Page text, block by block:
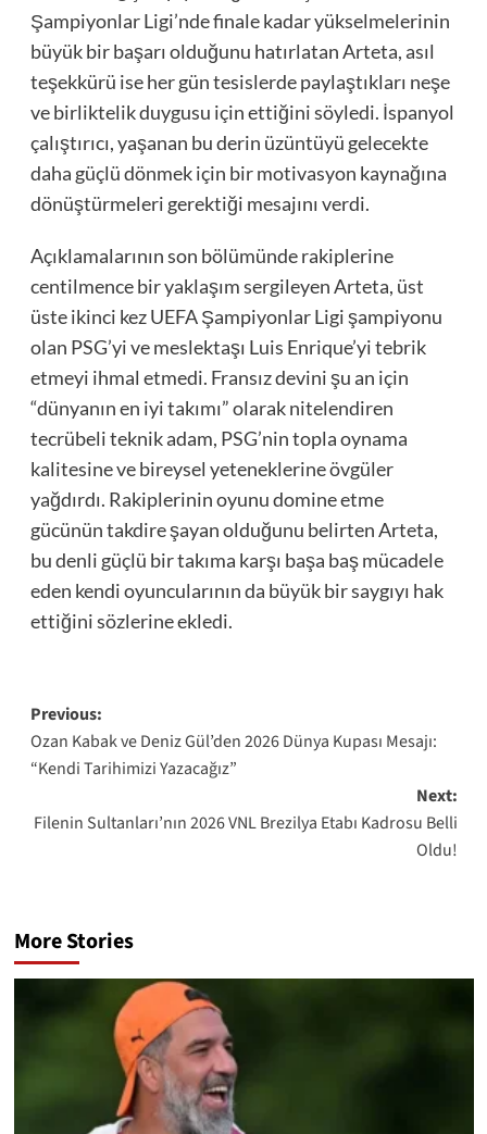
Şampiyonlar Ligi’nde finale kadar yükselmelerinin
büyük bir başarı olduğunu hatırlatan Arteta, asıl
teşekkürü ise her gün tesislerde paylaştıkları neşe
ve birliktelik duygusu için ettiğini söyledi. İspanyol
çalıştırıcı, yaşanan bu derin üzüntüyü gelecekte
daha güçlü dönmek için bir motivasyon kaynağına
dönüştürmeleri gerektiği mesajını verdi.
Açıklamalarının son bölümünde rakiplerine
centilmence bir yaklaşım sergileyen Arteta, üst
üste ikinci kez UEFA Şampiyonlar Ligi şampiyonu
olan PSG’yi ve meslektaşı Luis Enrique’yi tebrik
etmeyi ihmal etmedi. Fransız devini şu an için
“dünyanın en iyi takımı” olarak nitelendiren
tecrübeli teknik adam, PSG’nin topla oynama
kalitesine ve bireysel yeteneklerine övgüler
yağdırdı. Rakiplerinin oyunu domine etme
gücünün takdire şayan olduğunu belirten Arteta,
bu denli güçlü bir takıma karşı başa baş mücadele
eden kendi oyuncularının da büyük bir saygıyı hak
ettiğini sözlerine ekledi.
Post
navigation
Previous:
Ozan Kabak ve Deniz Gül’den 2026 Dünya Kupası Mesajı:
“Kendi Tarihimizi Yazacağız”
Next:
Filenin Sultanları’nın 2026 VNL Brezilya Etabı Kadrosu Belli
Oldu!
More Stories